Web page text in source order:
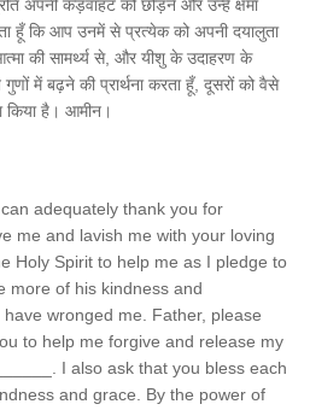
अपनी कड़वाहट को छोड़ने और उन्हें क्षमा
हूँ कि आप उनमें से प्रत्येक को अपनी दयालुता
की सामर्थ्य से, और यीशु के उदाहरण के
में बढ़ने की प्रार्थना करता हूँ, दूसरों को वैसे
किया है। आमीन।
adequately thank you for
me and lavish me with your loving
Holy Spirit to help me as I pledge to
more of his kindness and
wronged me. Father, please
to help me forgive and release my
I also ask that you bless each
and grace. By the power of